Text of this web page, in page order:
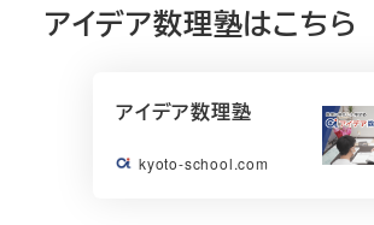
アイデア数理塾はこちら
アイデア数理塾
kyoto-school.com